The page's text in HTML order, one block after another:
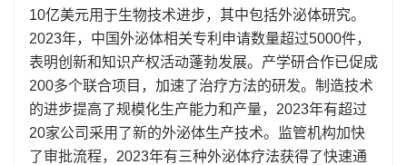
10亿美元用于生物技术进步，其中包括外泌体研究。
2023年，中国外泌体相关专利申请数量超过5000件，
表明创新和知识产权活动蓬勃发展。产学研合作已促成
200多个联合项目，加速了治疗方法的研发。制造技术
的进步提高了规模化生产能力和产量，2023年有超过
20家公司采用了新的外泌体生产技术。监管机构加快
了审批流程，2023年有三种外泌体疗法获得了快速通